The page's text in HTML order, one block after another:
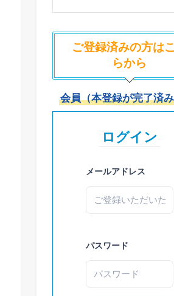
ご登録済みの方は
らから
会員（本登録が完了済
ログイン
メールアドレス
パスワード